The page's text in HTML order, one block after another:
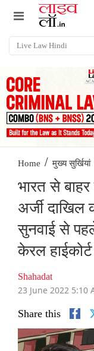
Home / मुख्य सुर्खियां
भारत से
अर्जी
सुनवाई से
केरल हाईकोर्ट
Shahadat
23 June 2022 5:10
Share this